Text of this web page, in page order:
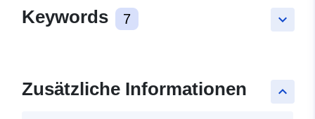
keyboard_arrow_down
Keywords 7
keyboard_arrow_up
Zusätzliche Informationen